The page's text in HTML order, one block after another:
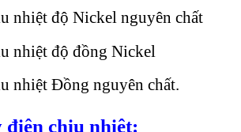
nhiệt độ Nickel nguyên chất
nhiệt độ đồng Nickel
nhiệt Đồng nguyên chất.
điện chịu nhiệt: